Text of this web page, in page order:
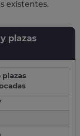
existentes.
plazas
plazas